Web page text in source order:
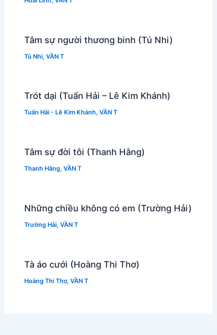
Tâm sự người thương binh (Tú Nhi)
Tú Nhi, VẦN T
Trót dại (Tuấn Hải – Lê Kim Khánh)
Tuấn Hải - Lê Kim Khánh, VẦN T
Tâm sự đời tôi (Thanh Hằng)
Thanh Hằng, VẦN T
Những chiều không có em (Trường Hải)
Trường Hải, VẦN T
Tà áo cưới (Hoàng Thi Thơ)
Hoàng Thi Thơ, VẦN T